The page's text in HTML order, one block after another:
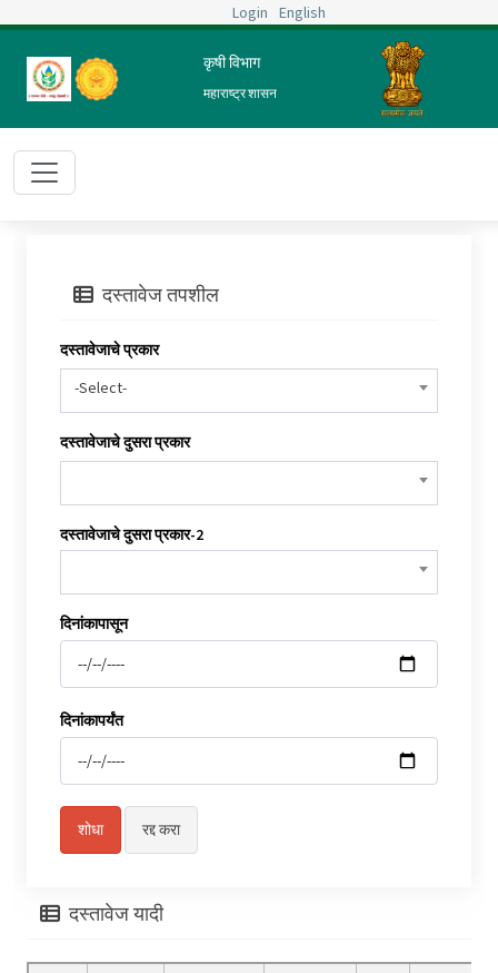
Login English
कृषी विभाग
महाराष्ट्र शासन
दस्तावेज तपशील
दस्तावेजाचे प्रकार
-Select-
दस्तावेजाचे दुसरा प्रकार
दस्तावेजाचे दुसरा प्रकार-2
दिनांकापासून
दिनांकापर्यंत
दस्तावेज यादी